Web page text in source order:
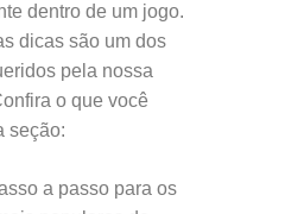
dentro de um jogo.
dicas são um dos
pela nossa
o que você
seção:
a passo para os